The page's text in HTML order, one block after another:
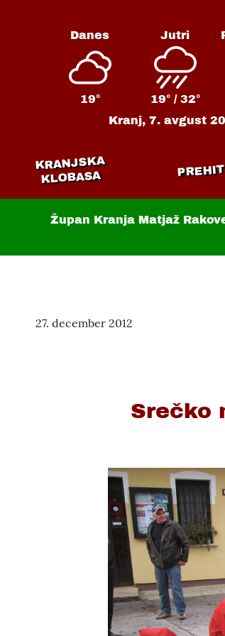
Danes
19°
Jutri
19° / 32°
Kranj,7. avgust
KRANJSKA
KLOBASA
Župan Kranja Matjaž
27. december 2012
Srečko